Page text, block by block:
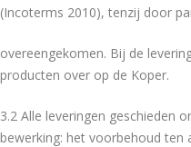
(Incoterms 2010), tenzij door
overeengekomen. Bij de
producten over op de Koper.
3.2 Alle leveringen geschieden
bewerking: het voorbehoud ten